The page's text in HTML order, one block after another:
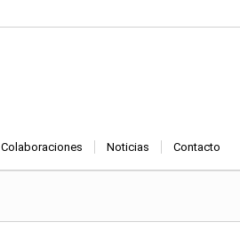
Colaboraciones Noticias Contacto